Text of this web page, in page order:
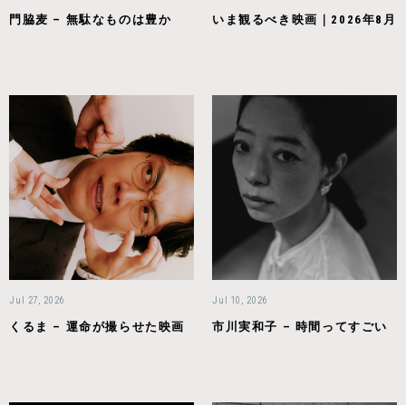
門脇麦 – 無駄なものは豊か いま観るべき映画｜2026年8月
Jul 27, 2026
くるま – 運命が撮らせた映画
Jul 10, 2026
市川実和子 – 時間ってすごい